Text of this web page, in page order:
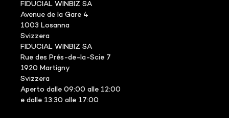
FIDUCIAL WINBIZ SA
Avenue de la Gare 4
1003 Losanna
Svizzera
FIDUCIAL WINBIZ SA
Rue des Prés-de-la-Scie 7
1920 Martigny
Svizzera
Aperto dalle 09:00 alle 12:00
e dalle 13:30 alle 17:00